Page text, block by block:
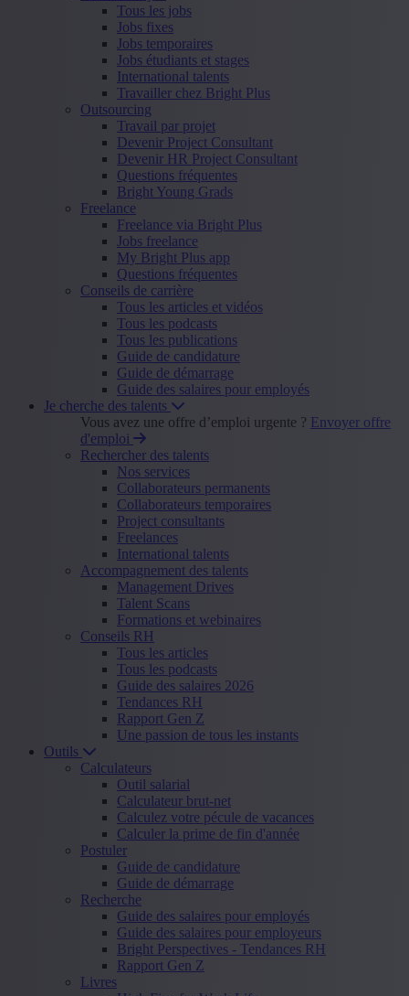
Tous les jobs
Jobs fixes
Jobs temporaires
Jobs étudiants et stages
International talents
Travailler chez Bright Plus
Outsourcing
Travail par projet
Devenir Project Consultant
Devenir HR Project Consultant
Questions fréquentes
Bright Young Grads
Freelance
Freelance via Bright Plus
Jobs freelance
My Bright Plus app
Questions fréquentes
Conseils de carrière
Tous les articles et vidéos
Tous les podcasts
Tous les publications
Guide de candidature
Guide de démarrage
Guide des salaires pour employés
Je cherche des talents
Vous avez une offre d’emploi urgente ? Envoyer offre
d'emploi
Rechercher des talents
Nos services
Collaborateurs permanents
Collaborateurs temporaires
Project consultants
Freelances
International talents
Accompagnement des talents
Management Drives
Talent Scans
Formations et webinaires
Conseils RH
Tous les articles
Tous les podcasts
Guide des salaires 2026
Tendances RH
Rapport Gen Z
Une passion de tous les instants
Outils
Calculateurs
Outil salarial
Calculateur brut-net
Calculez votre pécule de vacances
Calculer la prime de fin d'année
Postuler
Guide de candidature
Guide de démarrage
Recherche
Guide des salaires pour employés
Guide des salaires pour employeurs
Bright Perspectives - Tendances RH
Rapport Gen Z
Livres